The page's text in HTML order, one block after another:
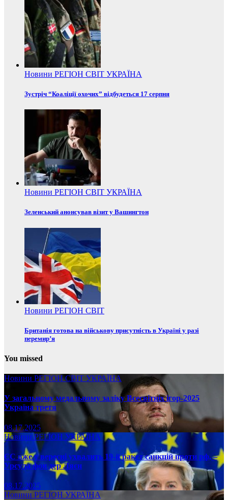
Новини РЕГІОН СВІТ УКРАЇНА
Зустріч “Коаліції охочих” відбудеться 17 серпня
Новини РЕГІОН СВІТ УКРАЇНА
Зеленський анонсував візит у Вашингтон
Новини РЕГІОН СВІТ
Британія готова на військову присутність в Україні у разі
перемир’я
You missed
Новини РЕГІОНСВІТ УКРАЇНА
У загальному медальному заліку Всесвітніх ігор-2025
Україна третя
08.17.2025
НовиниРЕГІОН УКРАЇНА
ЄС вже у вересні ухвалить 19-й ракет санкцій проти рф, –
Урсула фон дер Ляєн
08.17.2025
Новини РЕГІОН УКРАЇНА